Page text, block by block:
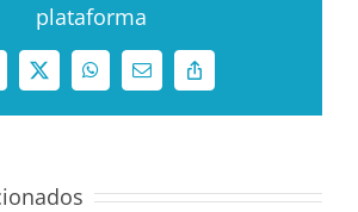
plataforma
X WhatsAppCorreo
electrónico
Copy
Link